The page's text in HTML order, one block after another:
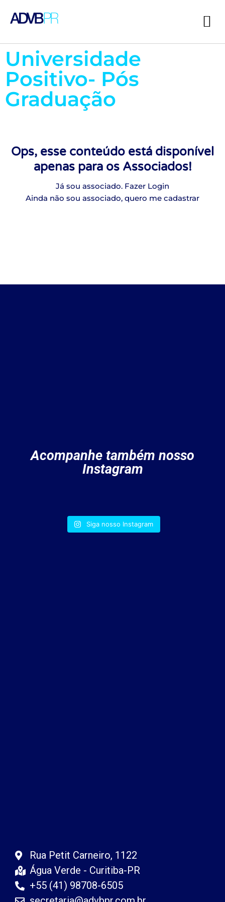
Universidade
Positivo- Pós
Graduação
Ops, esse conteúdo está disponível
apenas para os Associados!
Já sou associado. Fazer Login
Ainda não sou associado, quero me cadastrar
Acompanhe também nosso
Instagram
Siga nosso Instagram
Rua Petit Carneiro, 1122
Água Verde - Curitiba-PR
+55 (41) 98708-6505